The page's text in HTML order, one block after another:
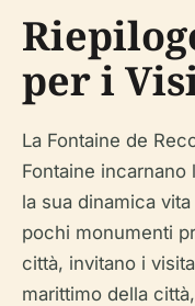
per i
La Fontaine de
Fontaine incarnano
la sua dinamica
pochi monumenti
città, invitano i
marittimo della